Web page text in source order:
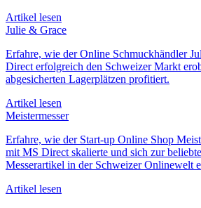
Artikel lesen
Julie & Grace
Erfahre, wie der Online Schmuckhändler
Direct erfolgreich den Schweizer Markt
abgesicherten Lagerplätzen profitiert.
Artikel lesen
Meistermesser
Erfahre, wie der Start-up Online Shop
mit MS Direct skalierte und sich zur
Messerartikel in der Schweizer Onlinewelt
Artikel lesen